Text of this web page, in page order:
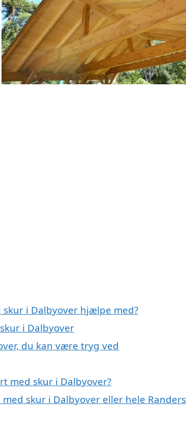
i Dalbyover hjælpe med?
i Dalbyover
du kan være tryg ved
med skur i Dalbyover?
skur i Dalbyover eller hele Randers